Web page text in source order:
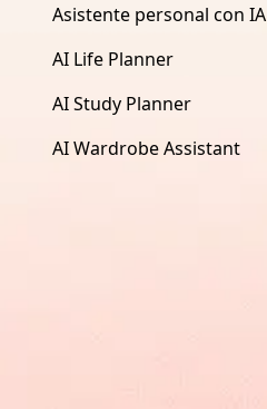
Asistente personal con IA
AI Life Planner
AI Study Planner
AI Wardrobe Assistant